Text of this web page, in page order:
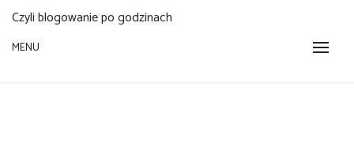
Czyli blogowanie po godzinach
MENU